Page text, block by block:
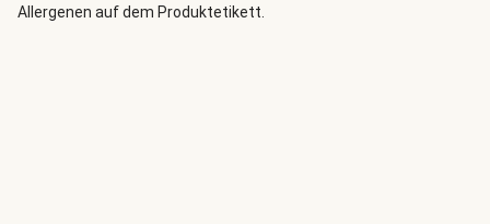
Allergenen auf dem Produktetikett.